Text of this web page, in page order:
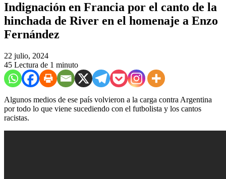
Indignación en Francia por el canto de la
hinchada de River en el homenaje a Enzo
Fernández
22 julio, 2024
45 Lectura de 1 minuto
Algunos medios de ese país volvieron a la carga contra Argentina
por todo lo que viene sucediendo con el futbolista y los cantos
racistas.